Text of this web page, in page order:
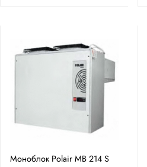
Моноблок Polair MB 214 S